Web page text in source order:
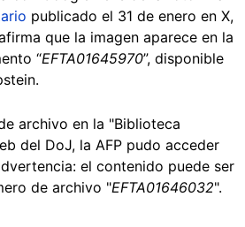
publicado el 31 de enero en X,
que la imagen aparece en la
“EFTA01645970”, disponible
archivo en la "Biblioteca
del DoJ, la AFP pudo acceder
el contenido puede ser
de archivo "EFTA01646032".